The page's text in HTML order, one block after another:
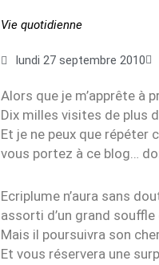
Vie quotidienne
lundi 27 septembre 2010
Alors que je m’apprête à
Dix milles visites de plus
Et je ne peux que répéter
vous portez à ce blog…
Ecriplume n’aura sans
assorti d’un grand
Mais il poursuivra son
Et vous réservera une